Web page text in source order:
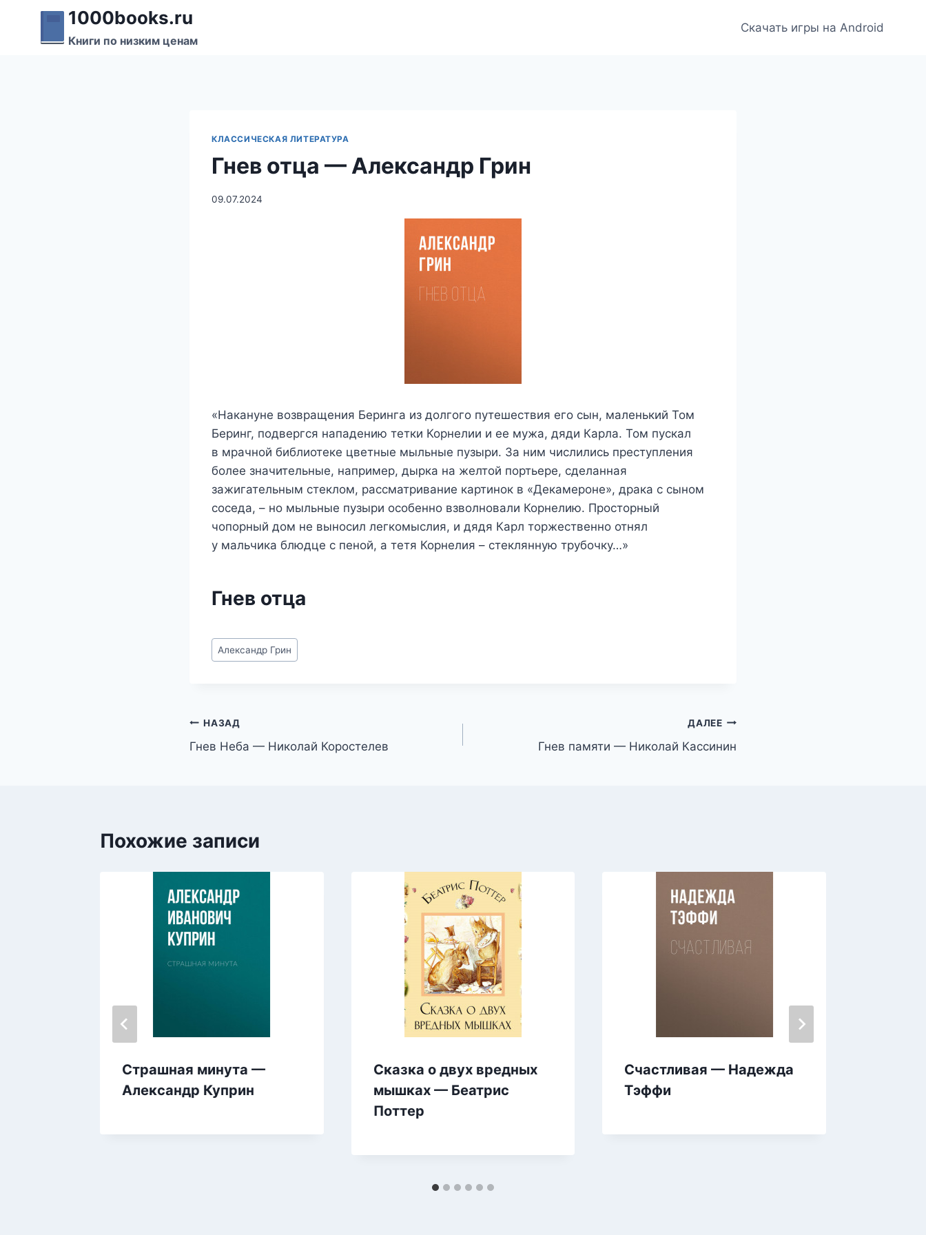
Перейти
содержимому
1000books.ru
Книги по низким ценам
Скачать игры на Android
КЛАССИЧЕСКАЯ ЛИТЕРАТУРА
Гнев отца — Александр Грин
09.07.2024
«Накануне возвращения Беринга из долгого путешествия его сын, маленький Том
Беринг, подвергся нападению тетки Корнелии и ее мужа, дяди Карла. Том пускал
в мрачной библиотеке цветные мыльные пузыри. За ним числились преступления
более значительные, например, дырка на желтой портьере, сделанная
зажигательным стеклом, рассматривание картинок в «Декамероне», драка с сыном
соседа, – но мыльные пузыри особенно взволновали Корнелию. Просторный
чопорный дом не выносил легкомыслия, и дядя Карл торжественно отнял
у мальчика блюдце с пеной, а тетя Корнелия – стеклянную трубочку…»
Гнев отца
Метки
записи:
Александр Грин
Навигация
по
НАЗАД
Гнев Неба — Николай Коростелев
ДАЛЕЕ
Гнев памяти — Николай Кассинин
Похожие записи
Страшная минута —
Александр Куприн
Сказка о двух вредных
мышках — Беатрис
Поттер
Счастливая — Надежда
Тэффи